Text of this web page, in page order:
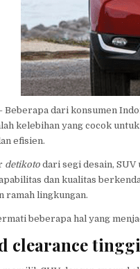
Beberapa dari konsumen
kelebihan yang cocok
efisien.
detikotodari segi desain, SUV
dan kualitas
ramah lingkungan.
beberapa hal yang
clearance